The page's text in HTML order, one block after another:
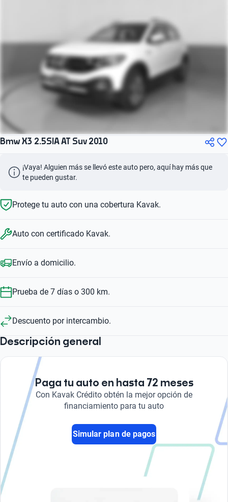
Bmw X3 2.5SIA AT Suv 2010
¡Vaya! Alguien más se llevó este auto pero, aquí hay más que
te pueden gustar.
Protege tu auto con una cobertura Kavak.
Auto con certificado Kavak.
Envío a domicilio.
Prueba de 7 días o 300 km.
Descuento por intercambio.
Descripción general
Paga tu auto en hasta 72 meses
Con Kavak Crédito obtén la mejor opción de
financiamiento para tu auto
Simular plan de pagos